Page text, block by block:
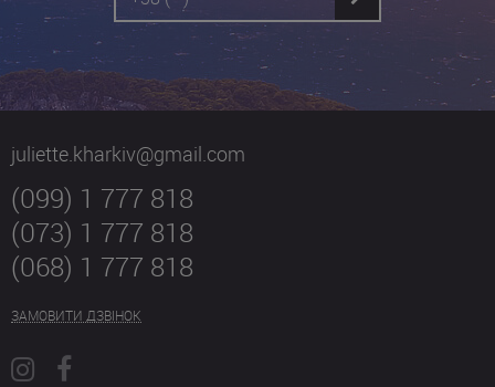
juliette.kharkiv@gmail.com
(099) 1 777 818
(073) 1 777 818
(068) 1 777 818
ЗАМОВИТИ ДЗВІНОК